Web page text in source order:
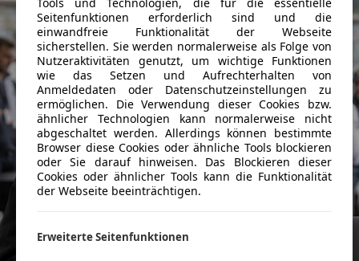
Seitenfunktionen erforderlich sind und die
einwandfreie Funktionalität der Webseite
sicherstellen. Sie werden normalerweise als Folge von
Nutzeraktivitäten genutzt, um wichtige Funktionen
wie das Setzen und Aufrechterhalten von
Anmeldedaten oder Datenschutzeinstellungen zu
ermöglichen. Die Verwendung dieser Cookies bzw.
ähnlicher Technologien kann normalerweise nicht
abgeschaltet werden. Allerdings können bestimmte
Browser diese Cookies oder ähnliche Tools blockieren
oder Sie darauf hinweisen. Das Blockieren dieser
Cookies oder ähnlicher Tools kann die Funktionalität
der Webseite beeinträchtigen.
Erweiterte Seitenfunktionen